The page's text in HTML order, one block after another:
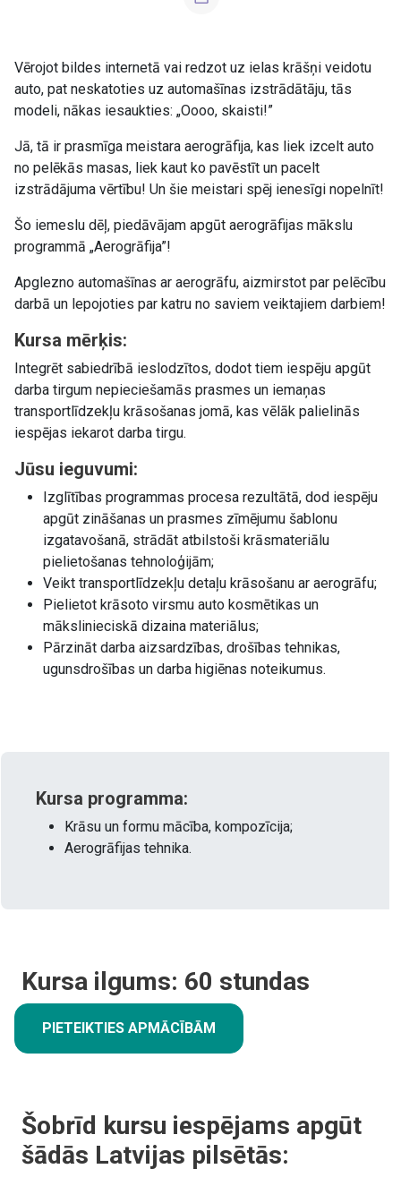
Vērojot bildes internetā vai redzot uz ielas krāšņi veidotu
auto, pat neskatoties uz automašīnas izstrādātāju, tās
modeli, nākas iesaukties: „Oooo, skaisti!”
Jā, tā ir prasmīga meistara aerogrāfija, kas liek izcelt auto
no pelēkās masas, liek kaut ko pavēstīt un pacelt
izstrādājuma vērtību! Un šie meistari spēj ienesīgi nopelnīt!
Šo iemeslu dēļ, piedāvājam apgūt aerogrāfijas mākslu
programmā „Aerogrāfija”!
Apglezno automašīnas ar aerogrāfu, aizmirstot par pelēcību
darbā un lepojoties par katru no saviem veiktajiem darbiem!
Kursa mērķis:
Integrēt sabiedrībā ieslodzītos, dodot tiem iespēju apgūt
darba tirgum nepieciešamās prasmes un iemaņas
transportlīdzekļu krāsošanas jomā, kas vēlāk palielinās
iespējas iekarot darba tirgu.
Jūsu ieguvumi:
Izglītības programmas procesa rezultātā, dod iespēju
apgūt zināšanas un prasmes zīmējumu šablonu
izgatavošanā, strādāt atbilstoši krāsmateriālu
pielietošanas tehnoloģijām;
Veikt transportlīdzekļu detaļu krāsošanu ar aerogrāfu;
Pielietot krāsoto virsmu auto kosmētikas un
mākslinieciskā dizaina materiālus;
Pārzināt darba aizsardzības, drošības tehnikas,
ugunsdrošības un darba higiēnas noteikumus.
Kursa programma:
Krāsu un formu mācība, kompozīcija;
Aerogrāfijas tehnika.
Kursa ilgums: 60 stundas
PIETEIKTIES APMĀCĪBĀM
Šobrīd kursu iespējams apgūt
šādās Latvijas pilsētās: